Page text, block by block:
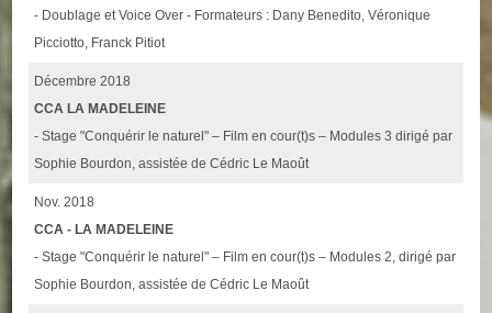
- Doublage et Voice Over - Formateurs : Dany Benedito, Véronique
Picciotto, Franck Pitiot
Décembre 2018
CCA LA MADELEINE
- Stage "Conquérir le naturel" – Film en cour(t)s – Modules 3 dirigé par
Sophie Bourdon, assistée de Cédric Le Maoût
Nov. 2018
CCA - LA MADELEINE
- Stage "Conquérir le naturel" – Film en cour(t)s – Modules 2, dirigé par
Sophie Bourdon, assistée de Cédric Le Maoût